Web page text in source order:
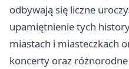
odbywają się liczne
upamiętnienie tych
miastach i miasteczkach
koncerty oraz